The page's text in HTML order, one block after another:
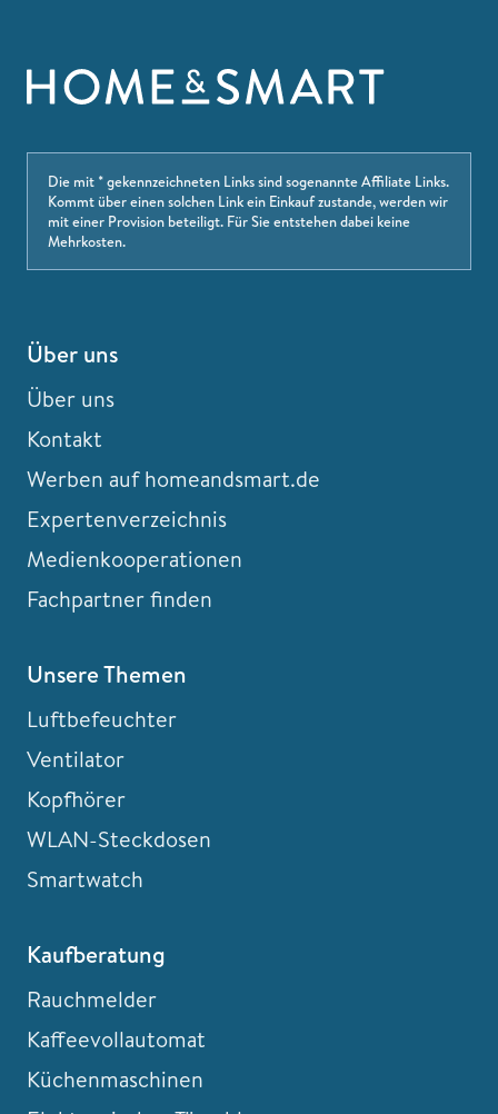
Die mit * gekennzeichneten Links sind sogenannte Affiliate Links.
Kommt über einen solchen Link ein Einkauf zustande, werden wir
mit einer Provision beteiligt. Für Sie entstehen dabei keine
Mehrkosten.
Über uns
Über uns
Kontakt
Werben auf homeandsmart.de
Expertenverzeichnis
Medienkooperationen
Fachpartner finden
Unsere Themen
Luftbefeuchter
Ventilator
Kopfhörer
WLAN-Steckdosen
Smartwatch
Kaufberatung
Rauchmelder
Kaffeevollautomat
Küchenmaschinen